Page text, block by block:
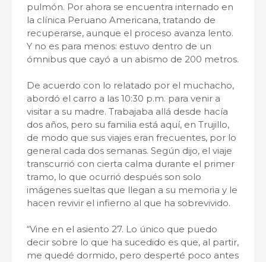
pulmón. Por ahora se encuentra internado en
la clínica Peruano Americana, tratando de
recuperarse, aunque el proceso avanza lento.
Y no es para menos: estuvo dentro de un
ómnibus que cayó a un abismo de 200 metros.
De acuerdo con lo relatado por el muchacho,
abordó el carro a las 10:30 p.m. para venir a
visitar a su madre. Trabajaba allá desde hacía
dos años, pero su familia está aquí, en Trujillo,
de modo que sus viajes eran frecuentes, por lo
general cada dos semanas. Según dijo, el viaje
transcurrió con cierta calma durante el primer
tramo, lo que ocurrió después son solo
imágenes sueltas que llegan a su memoria y le
hacen revivir el infierno al que ha sobrevivido.
“Vine en el asiento 27. Lo único que puedo
decir sobre lo que ha sucedido es que, al partir,
me quedé dormido, pero desperté poco antes